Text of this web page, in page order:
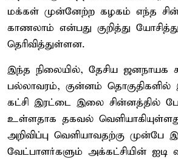
மக்கள் முன்னேற்ற கழகம் எந்த
காணலாம் என்பது குறித்து
தெரிவித்துள்ளன.
இந்த நிலையில், தேசிய ஜனநாயக
பல்லாவரம், குன்னம் தொகுதிகளில்
கட்சி இரட்டை இலை சின்னத்தில்
உள்ளதாக தகவல்
அறிவிப்பு வெளியாவதற்கு முன்பே
வேட்பாளர்களும் அக்கட்சியின் ஐடி